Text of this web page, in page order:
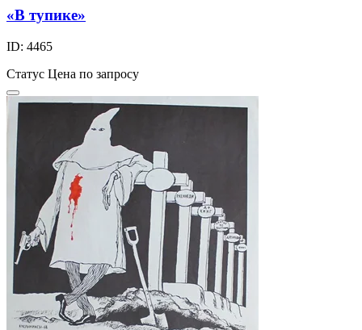
«В тупике»
ID: 4465
Статус Цена по запросу